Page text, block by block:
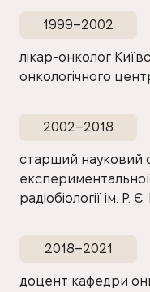
1999–2002
лікар-онколог
онкологічного
2002–2018
старший науковий
експериментальної
радіобіології ім.
2018–2021
доцент кафедри